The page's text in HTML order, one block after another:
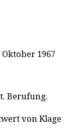
1967
Berufung.
von Klage